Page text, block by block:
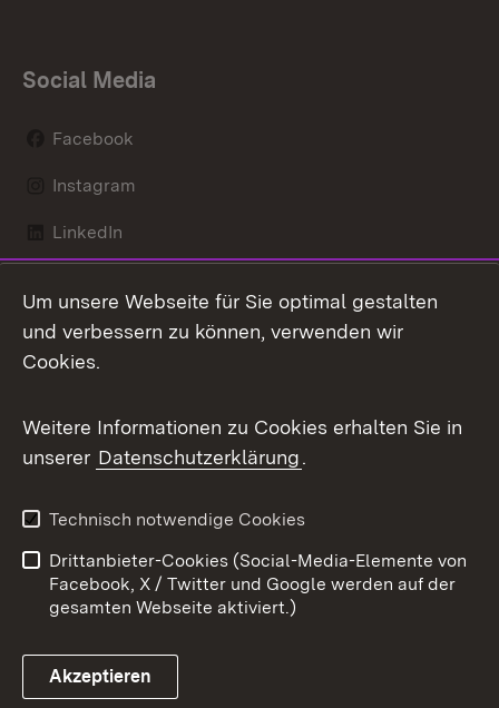
Social Media
Facebook
Instagram
LinkedIn
X / Twitter
Youtube
Link zum Landesportal
Kontakt
Datenschutz
Barrierefreiheit
Impressum
Cookies
Um unsere Webseite für Sie optimal gestalten
und verbessern zu können, verwenden wir
Cookies.
Weitere Informationen zu Cookies erhalten Sie in
unserer Datenschutzerklärung.
Technisch notwendige Cookies
Drittanbieter-Cookies (Social-Media-Elemente von
Facebook, X / Twitter und Google werden auf der
gesamten Webseite aktiviert.)
Akzeptieren